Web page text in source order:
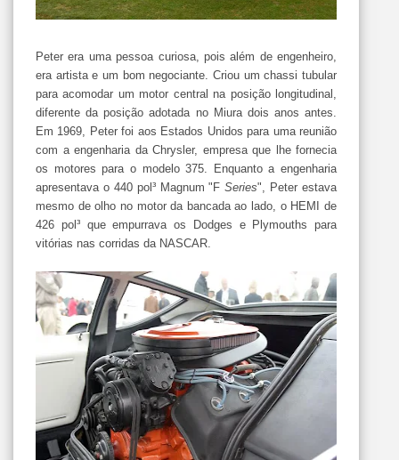
Peter era uma pessoa curiosa, pois além de engenheiro,
era artista e um bom negociante. Criou um chassi tubular
para acomodar um motor central na posição longitudinal,
diferente da posição adotada no Miura dois anos antes.
Em 1969, Peter foi aos Estados Unidos para uma reunião
com a engenharia da Chrysler, empresa que lhe fornecia
os motores para o modelo 375. Enquanto a engenharia
apresentava o 440 pol³ Magnum "FSeries", Peter estava
mesmo de olho no motor da bancada ao lado, o HEMI de
426 pol³ que empurrava os Dodges e Plymouths para
vitórias nas corridas da NASCAR.